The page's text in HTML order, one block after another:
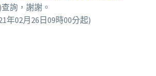
)查詢，謝謝。
年02月26日09時00分起)